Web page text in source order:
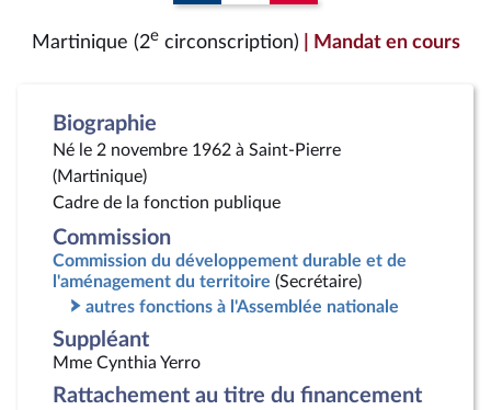
Martinique (2ecirconscription) | Mandat en cours
Biographie
Né le 2 novembre 1962 à Saint-Pierre
(Martinique)
Cadre de la fonction publique
Commission
Commission du développement durable et de
l'aménagement du territoire (Secrétaire)
autres fonctions à l'Assemblée nationale
Suppléant
Mme Cynthia Yerro
Rattachement au titre du financement